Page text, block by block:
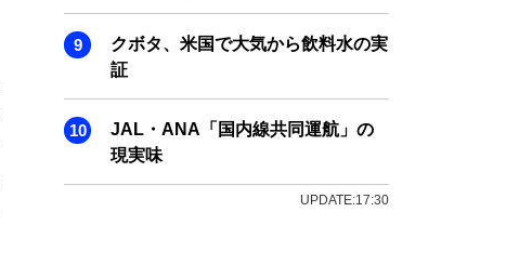
クボタ、米国で大気から飲料水の実
証
JAL・ANA「国内線共同運航」の
現実味
UPDATE:17:30